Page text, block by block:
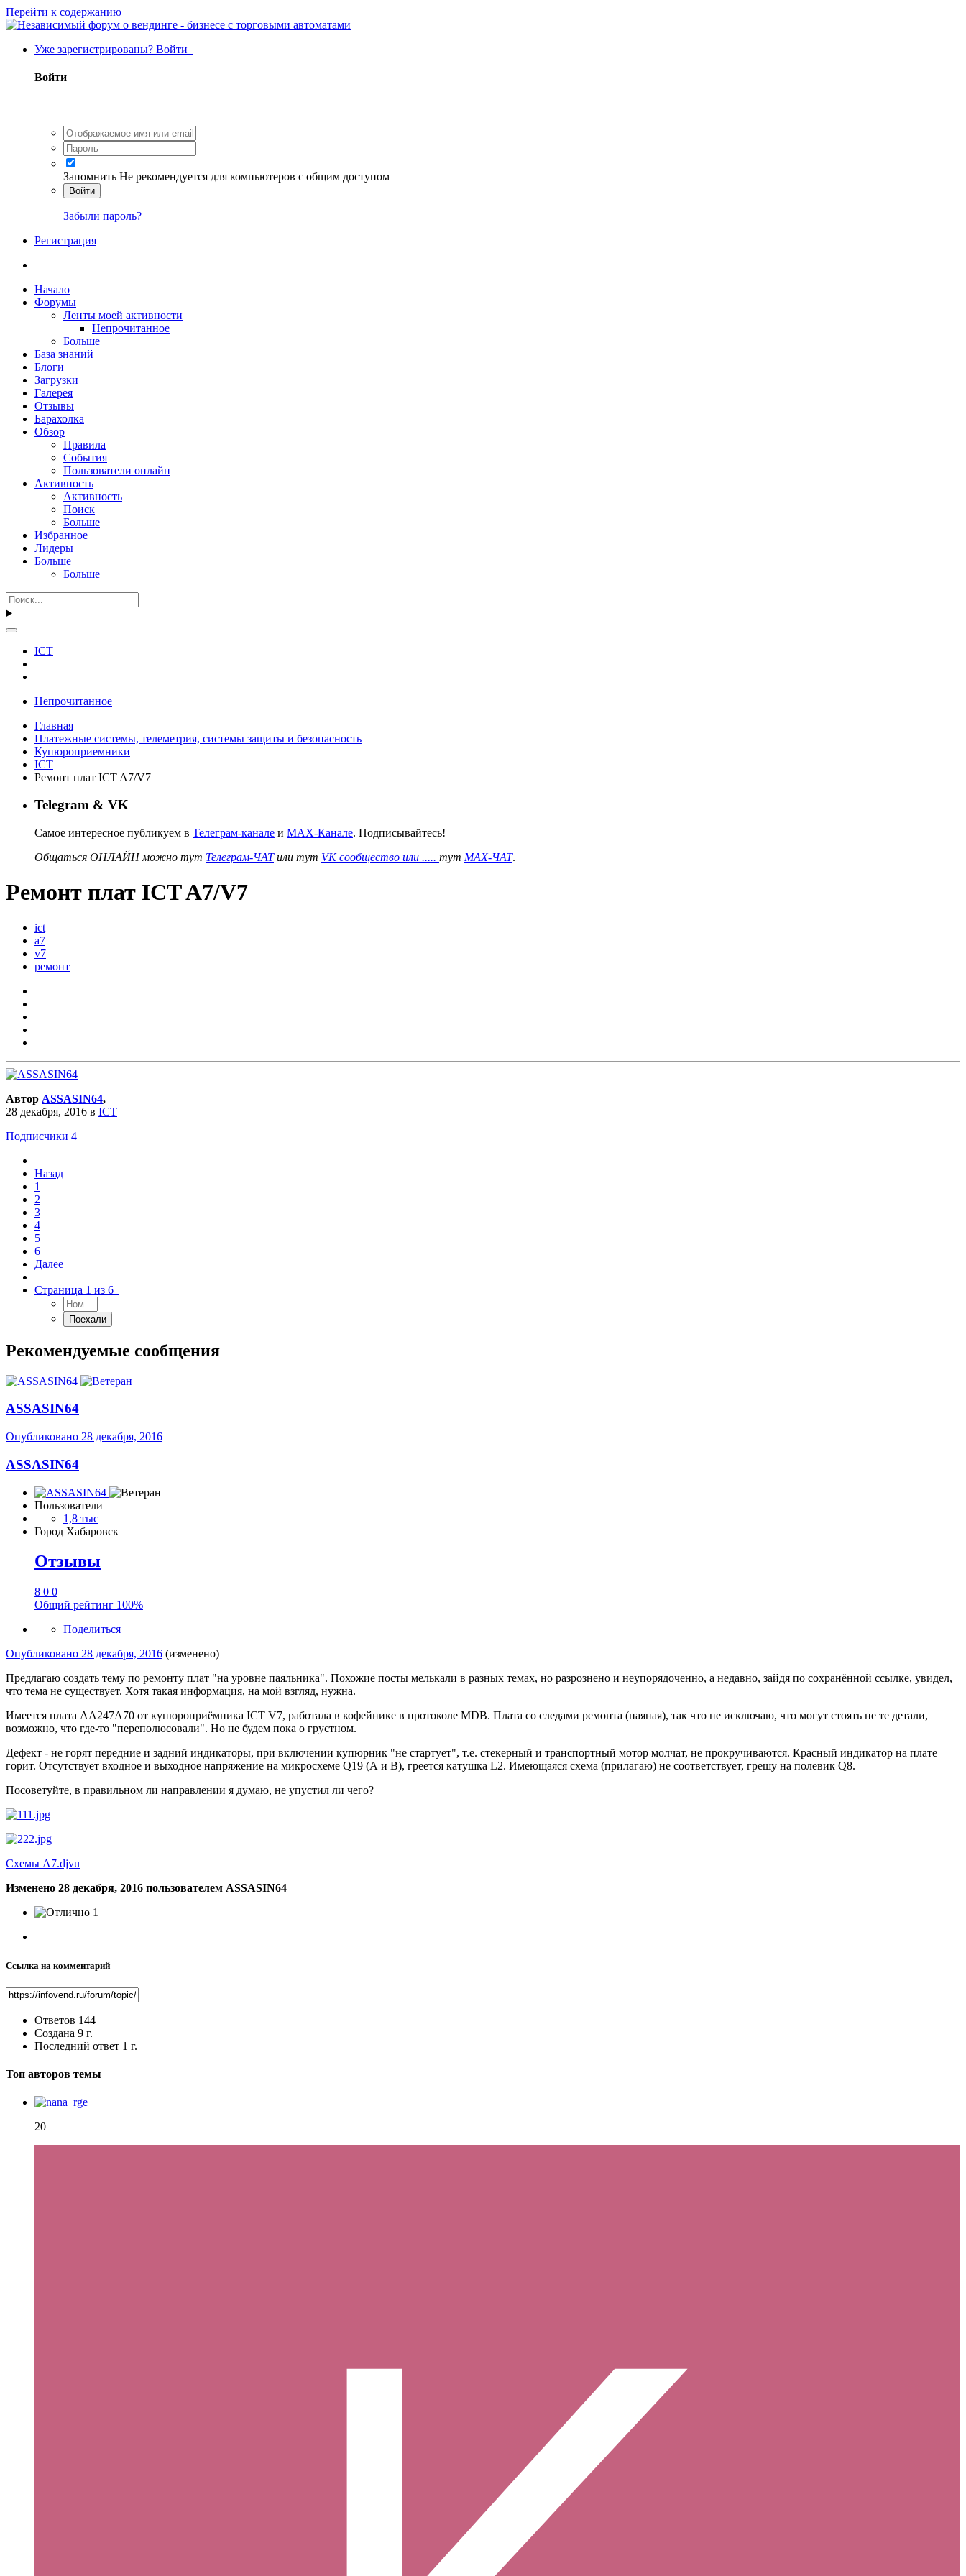
Перейти к содержанию
Уже зарегистрированы? Войти
Войти
Запомнить Не рекомендуется для компьютеров с общим доступом
Войти
Забыли пароль?
Регистрация
Начало
Форумы
Ленты моей активности
Непрочитанное
Больше
База знаний
Блоги
Загрузки
Галерея
Отзывы
Барахолка
Обзор
Правила
События
Пользователи онлайн
Активность
Активность
Поиск
Больше
Избранное
Лидеры
Больше
Больше
ICT
Непрочитанное
Главная
Платежные системы, телеметрия, системы защиты и безопасность
Купюроприемники
ICT
Ремонт плат ICT A7/V7
Telegram & VK
Самое интересное публикуем в Телеграм-канале и MAX-Канале. Подписывайтесь!
Общаться ОНЛАЙН можно тут Телеграм-ЧАТили тут VK сообщество или ..... тут MAX-ЧАТ.
Ремонт плат ICT A7/V7
ict
a7
v7
ремонт
Автор ASSASIN64,
28 декабря, 2016 в ICT
Подписчики 4
Назад
1
2
3
4
5
6
Далее
Страница 1 из 6
Рекомендуемые сообщения
ASSASIN64
Опубликовано 28 декабря, 2016
ASSASIN64
Пользователи
1,8 тыс
Город Хабаровск
Отзывы
8 0 0
Общий рейтинг 100%
Поделиться
Опубликовано 28 декабря, 2016 (изменено)
Предлагаю создать тему по ремонту плат "на уровне паяльника". Похожие посты мелькали в разных темах, но разрознено и неупорядоченно, а недавно, зайдя по сохранённой ссылке, увидел,
что тема не существует. Хотя такая информация, на мой взгляд, нужна.
Имеется плата AA247A70 от купюроприёмника ICT V7, работала в кофейнике в протоколе MDB. Плата со следами ремонта (паяная), так что не исключаю, что могут стоять не те детали,
возможно, что где-то "переполюсовали". Но не будем пока о грустном.
Дефект - не горят передние и задний индикаторы, при включении купюрник "не стартует", т.е. стекерный и транспортный мотор молчат, не прокручиваются. Красный индикатор на плате
горит. Отсутствует входное и выходное напряжение на микросхеме Q19 (А и В), греется катушка L2. Имеющаяся схема (прилагаю) не соответствует, грешу на полевик Q8.
Посоветуйте, в правильном ли направлении я думаю, не упустил ли чего?
Схемы A7.djvu
Изменено 28 декабря, 2016 пользователем ASSASIN64
1
Ссылка на комментарий
Ответов 144
Создана 9 г.
Последний ответ 1 г.
Топ авторов темы
20